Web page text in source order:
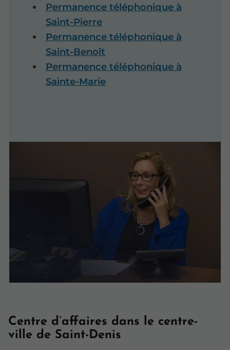
Permanence téléphonique à
Saint-Pierre
Permanence téléphonique à
Saint-Benoît
Permanence téléphonique à
Sainte-Marie
Centre d’affaires dans le centre-
ville de Saint-Denis